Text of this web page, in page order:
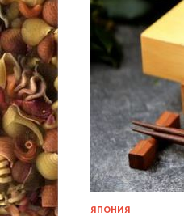
ЯПОНИЯ